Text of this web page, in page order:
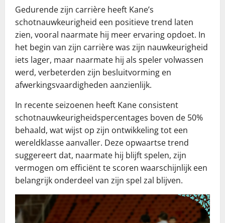
Gedurende zijn carrière heeft Kane’s
schotnauwkeurigheid een positieve trend laten
zien, vooral naarmate hij meer ervaring opdoet. In
het begin van zijn carrière was zijn nauwkeurigheid
iets lager, maar naarmate hij als speler volwassen
werd, verbeterden zijn besluitvorming en
afwerkingsvaardigheden aanzienlijk.
In recente seizoenen heeft Kane consistent
schotnauwkeurigheidspercentages boven de 50%
behaald, wat wijst op zijn ontwikkeling tot een
wereldklasse aanvaller. Deze opwaartse trend
suggereert dat, naarmate hij blijft spelen, zijn
vermogen om efficiënt te scoren waarschijnlijk een
belangrijk onderdeel van zijn spel zal blijven.